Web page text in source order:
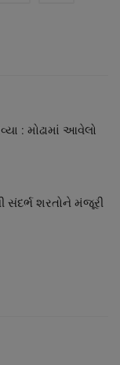
: મોઢામાં આવેલો
સંદર્ભ શરતોને મંજૂરી